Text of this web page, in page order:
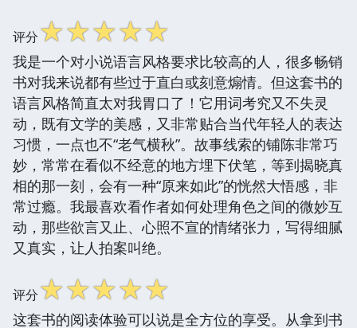
评分☆☆☆☆☆
我是一个对小说语言风格要求比较高的人，很多畅销
书对我来说都有些过于直白或刻意煽情。但这套书的
语言风格简直太对我胃口了！它用词考究又不失灵
动，既有文学的美感，又非常贴合当代年轻人的表达
习惯，一点也不“老气横秋”。故事线索的铺陈非常巧
妙，常常在看似不经意的地方埋下伏笔，等到揭晓真
相的那一刻，会有一种“原来如此”的恍然大悟感，非
常过瘾。我最喜欢看作者如何处理角色之间的微妙互
动，那些欲言又止、心照不宣的情绪张力，写得细腻
又真实，让人拍案叫绝。
评分☆☆☆☆☆
这套书的阅读体验可以说是全方位的享受。从拿到书